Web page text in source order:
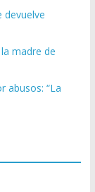
devuelve
madre de
abusos: “La